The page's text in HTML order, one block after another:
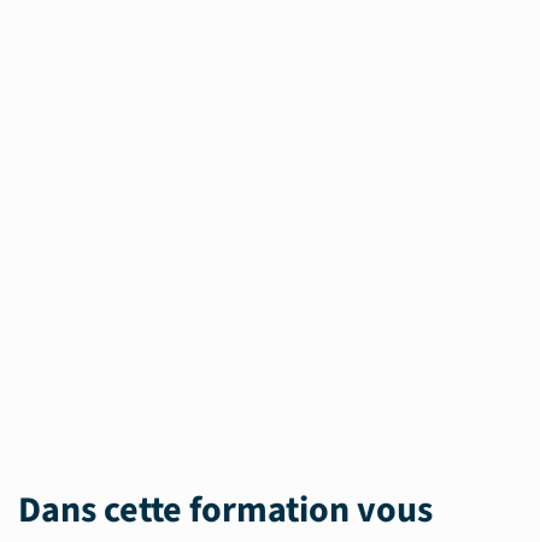
Dans cette formation vous